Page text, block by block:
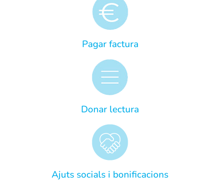
Pagar factura
Donar lectura
Ajuts socials i bonificacions